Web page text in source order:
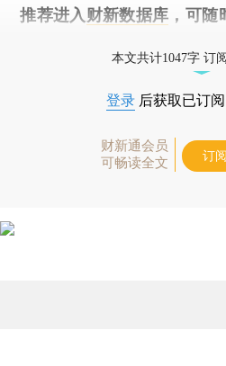
推荐进入 财新数据库 ，可
本文共计1047字 订
登录 后获取已订
财新通会员
可畅读全文
订